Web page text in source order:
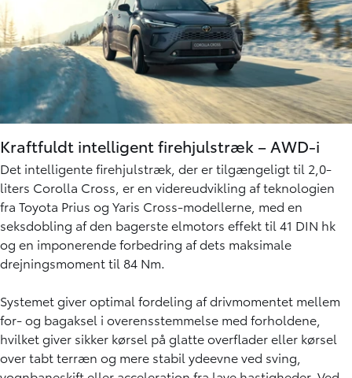
Kraftfuldt intelligent firehjulstræk – AWD-i
Det intelligente firehjulstræk, der er tilgængeligt til 2,0-
liters Corolla Cross, er en videreudvikling af teknologien
fra Toyota Prius og Yaris Cross-modellerne, med en
seksdobling af den bagerste elmotors effekt til 41 DIN hk
og en imponerende forbedring af dets maksimale
drejningsmoment til 84 Nm.
Systemet giver optimal fordeling af drivmomentet mellem
for- og bagaksel i overensstemmelse med forholdene,
hvilket giver sikker kørsel på glatte overflader eller kørsel
over tabt terræn og mere stabil ydeevne ved sving,